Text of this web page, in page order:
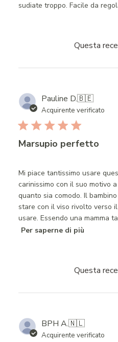
sudiate troppo. Facile da
Questa
Pauline D.🇧🇪
Acquirente verificato
Marsupio perfetto
Mi piace tantissimo usare
carinissimo con il suo motivo
quanto sia comodo. Il
stare con il viso rivolto verso
usare. Essendo una mamma
Per saperne di più
Questa
BPH A.🇳🇱
Acquirente verificato